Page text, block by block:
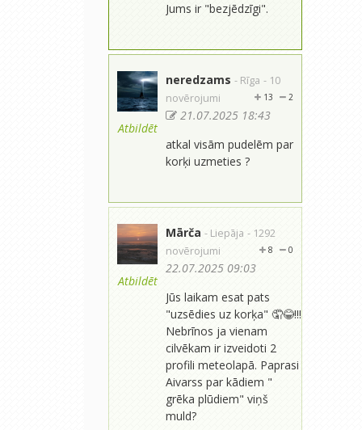
Jums ir "bezjēdzīgi".
Atbildēt
neredzams - Rīga - 10
novērojumi
2
13
21.07.2025 18:43
atkal visām pudelēm par
korķi uzmeties ?
Atbildēt
Mārča - Liepāja - 1292
novērojumi
0
8
22.07.2025 09:03
Jūs laikam esat pats
"uzsēdies uz korķa" 🤦😂!!!
Nebrīnos ja vienam
cilvēkam ir izveidoti 2
profili meteolapā. Paprasi
Aivarss par kādiem "
grēka plūdiem" viņš
muld?